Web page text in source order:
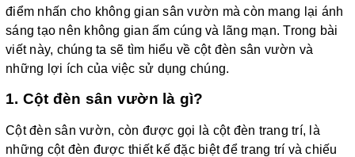
điểm nhấn cho không gian sân vườn mà còn mang lại ánh
sáng tạo nên không gian ấm cúng và lãng mạn. Trong bài
viết này, chúng ta sẽ tìm hiểu về cột đèn sân vườn và
những lợi ích của việc sử dụng chúng.
1. Cột đèn sân vườn là gì?
Cột đèn sân vườn, còn được gọi là cột đèn trang trí, là
những cột đèn được thiết kế đặc biệt để trang trí và chiếu